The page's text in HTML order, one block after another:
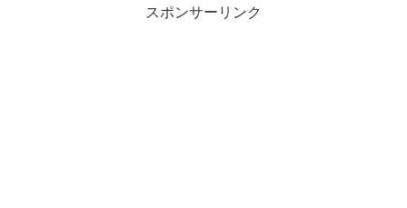
スポンサーリンク